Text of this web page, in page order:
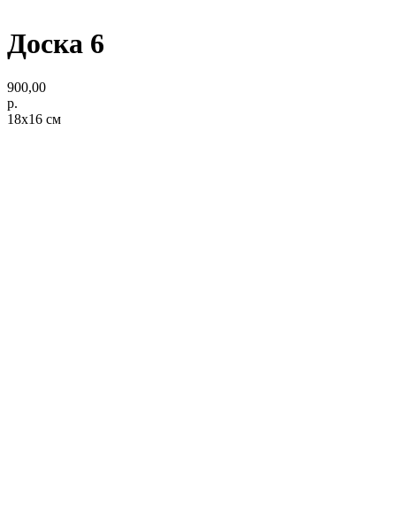
Доска 6
900,00
р.
18х16 см